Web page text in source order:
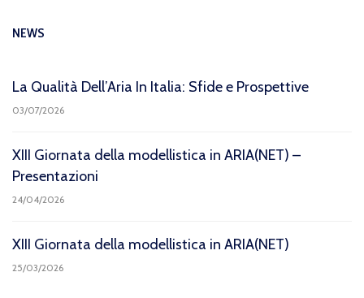
NEWS
La Qualità Dell’Aria In Italia: Sfide e Prospettive
03/07/2026
XIII Giornata della modellistica in ARIA(NET) –
Presentazioni
24/04/2026
XIII Giornata della modellistica in ARIA(NET)
25/03/2026